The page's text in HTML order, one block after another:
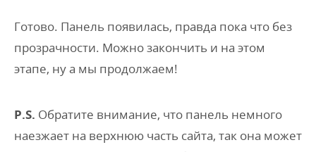
Готово. Панель появилась, правда пока что без
прозрачности. Можно закончить и на этом
этапе, ну а мы продолжаем!
P.S. Обратите внимание, что панель немного
наезжает на верхнюю часть сайта, так она может